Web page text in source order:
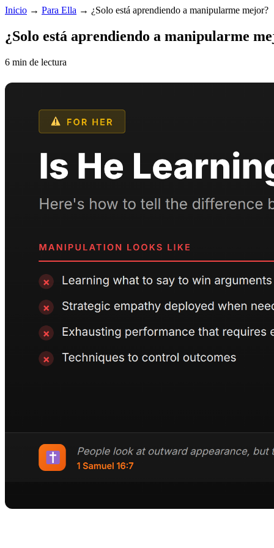
Inicio → Para Ella → ¿Solo está aprendiendo a manipularme mejor?
¿Solo está aprendiendo a manipularme
6 min de lectura